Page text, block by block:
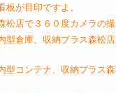
板が目印ですよ。
松店で３６０度カメラの撮
型倉庫、収納プラス森松
型コンテナ、収納プラス